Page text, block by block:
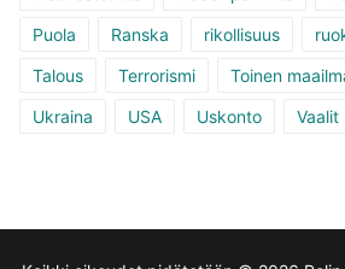
Puola
Ranska rikollisuus
Talous
Terrorismi Toinen
Ukraina
USA Uskonto Vaalit